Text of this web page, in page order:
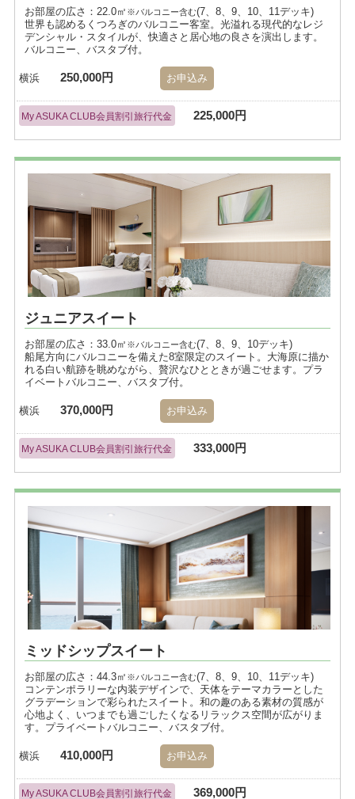
お部屋の広さ：22.0㎡ ※バルコニー含む(7、8、9、10、11デッキ)
世界も認めるくつろぎのバルコニー客室。光溢れる現代的なレジ
デンシャル・スタイルが、快適さと居心地の良さを演出します。
バルコニー、バスタブ付。
横浜 250,000円 お申込み
My ASUKA CLUB会員割引旅行代金 225,000円
ジュニアスイート
お部屋の広さ：33.0㎡ ※バルコニー含む(7、8、9、10デッキ)
船尾方向にバルコニーを備えた8室限定のスイート。大海原に描か
れる白い航跡を眺めながら、贅沢なひとときが過ごせます。プラ
イベートバルコニー、バスタブ付。
横浜 370,000円 お申込み
My ASUKA CLUB会員割引旅行代金 333,000円
ミッドシップスイート
お部屋の広さ：44.3㎡ ※バルコニー含む(7、8、9、10、11デッキ)
コンテンポラリーな内装デザインで、天体をテーマカラーとした
グラデーションで彩られたスイート。和の趣のある素材の質感が
心地よく、いつまでも過ごしたくなるリラックス空間が広がりま
す。プライベートバルコニー、バスタブ付。
横浜 410,000円 お申込み
My ASUKA CLUB会員割引旅行代金 369,000円